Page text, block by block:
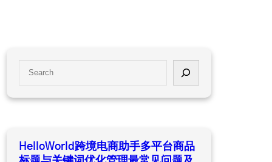
a
h
HelloWorld跨境电商助手多平台商品